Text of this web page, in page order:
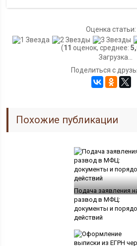
Оценка статьи:
(11 оценок, среднее:
Загрузка...
Поделиться с
Похожие публикации
Подача заявления
развод в МФЦ:
документы и
действий